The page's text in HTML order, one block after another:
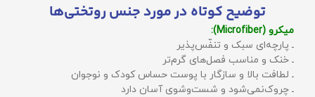
توضیح کوتاه در مورد جنس روتختی‌ها
میکرو (Microfiber):
ـ پارچه‌ای سبک و تنفّس‌پذیر
ـ خنک و مناسب فصل‌های گرم‌تر
ـ لطافت بالا و سازگار با پوست حساس کودک و نوجوان
ـ چروک‌نمی‌شود و شست‌وشوی آسان دارد